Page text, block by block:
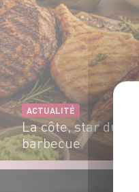
ACTUALITÉ
La côte, star du
barbecue